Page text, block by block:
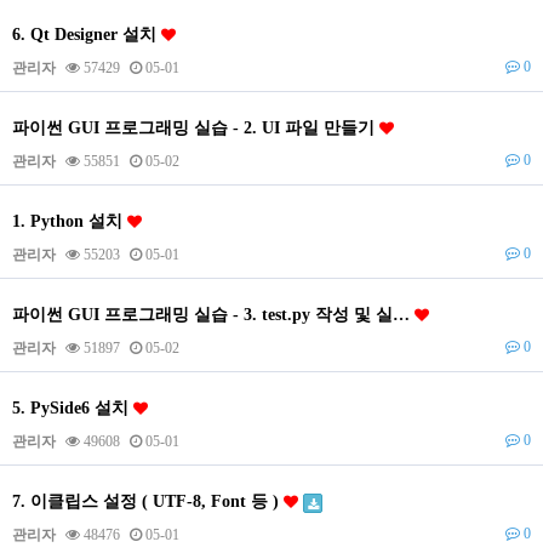
6. Qt Designer 설치
관리자 57429 05-01 0
파이썬 GUI 프로그래밍 실습 - 2. UI 파일 만들기
관리자 55851 05-02 0
1. Python 설치
관리자 55203 05-01 0
파이썬 GUI 프로그래밍 실습 - 3. test.py 작성 및 실…
관리자 51897 05-02 0
5. PySide6 설치
관리자 49608 05-01 0
7. 이클립스 설정 ( UTF-8, Font 등 )
관리자 48476 05-01 0